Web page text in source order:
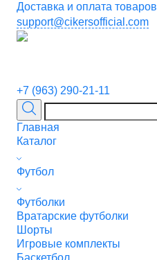
Доставка и оплата товаров
support@cikersofficial.com
+7 (963) 290-21-11
Главная
Каталог
Футбол
Футболки
Вратарские футболки
Шорты
Игровые комплекты
Баскетбол